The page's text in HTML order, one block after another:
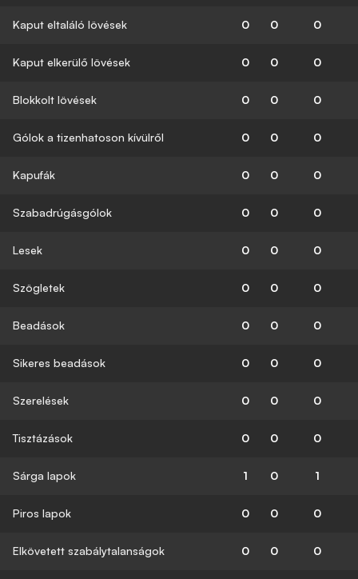
Kaput eltaláló lövések 0 0 0
Kaput elkerülő lövések 0 0 0
Blokkolt lövések 0 0 0
Gólok a tizenhatoson kívülről 0 0 0
Kapufák 0 0 0
Szabadrúgásgólok 0 0 0
Lesek 0 0 0
Szögletek 0 0 0
Beadások 0 0 0
Sikeres beadások 0 0 0
Szerelések 0 0 0
Tisztázások 0 0 0
Sárga lapok 1 0 1
Piros lapok 0 0 0
Elkövetett szabálytalanságok 0 0 0